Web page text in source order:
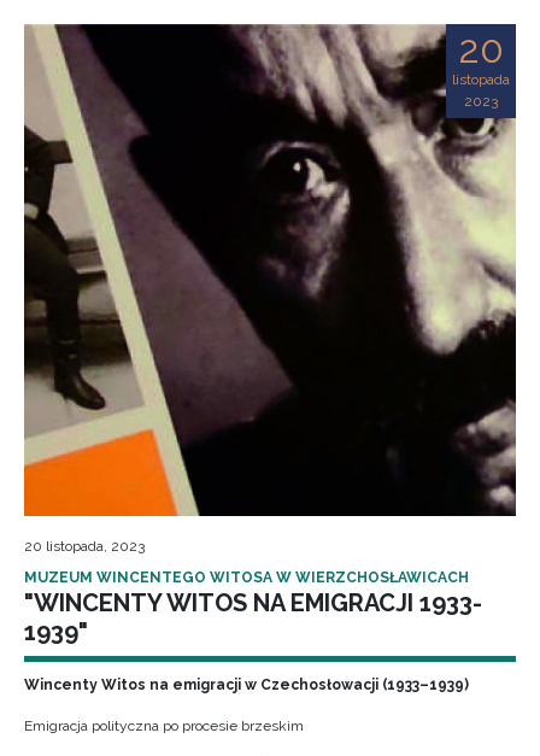
20
listopada
2023
20 listopada, 2023
MUZEUM WINCENTEGO WITOSA W WIERZCHOSŁAWICACH
"WINCENTY WITOS NA EMIGRACJI 1933-
1939"
Wincenty Witos na emigracji w Czechosłowacji (1933–1939)
Emigracja polityczna po procesie brzeskim